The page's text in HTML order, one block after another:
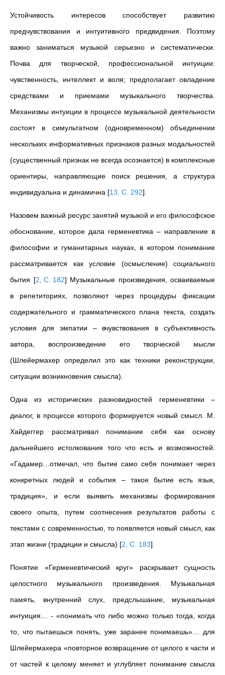
Устойчивость интересов способствует развитию
предчувствования и интуитивного предвидения. Поэтому
важно заниматься музыкой серьезно и систематически.
Почва для творческой, профессиональной интуиции:
чувственность, интеллект и воля; предполагает овладение
средствами и приемами музыкального творчества.
Механизмы интуиции в процессе музыкальной деятельности
состоят в симультатном (одновременном) объединении
нескольких информативных признаков разных модальностей
(существенный признак не всегда осознается) в комплексные
ориентиры, направляющие поиск решения, а структура
индивидуальна и динамична [13, C. 292]
Назовем важный ресурс занятий музыкой и его философское
обоснование, которое дала герменевтика – направление в
философии и гуманитарных науках, в котором понимание
рассматривается как условие (осмысление) социального
бытия [2, C. 182] Музыкальные произведения, осваиваемые
в репетиториях, позволяют через процедуры фиксации
содержательного и грамматического плана текста, создать
условия для эмпатии – вчувствования в субъективность
автора, воспроизведение его творческой мысли
(Шлейермахер определил это как техники реконструкции,
ситуации возникновения смысла).
Одна из исторических разновидностей герменевтики –
диалог, в процессе которого формируется новый смысл. М.
Хайдеггер рассматривал понимание себя как основу
дальнейшего истолкования того что есть и возможностей.
«Гадамер…отмечал, что бытие само себя понимает через
конкретных людей и события – такое бытие есть язык,
традиция», и если выявить механизмы формирования
своего опыта, путем соотнесения результатов работы с
текстами с современностью, то появляется новый смысл, как
этап жизни (традиции и смысла) [2, C. 183]
Понятие «Герменевтический круг» раскрывает сущность
целостного музыкального произведения. Музыкальная
память, внутренний слух, предслышание, музыкальная
интуиция… - «понимать что либо можно только тогда, когда
то, что пытаешься понять, уже заранее понимаешь»… для
Шлейермахера «повторное возвращение от целого к части и
от частей к целому меняет и углубляет понимание смысла